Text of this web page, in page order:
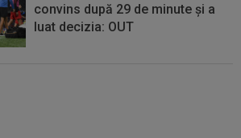
convins după 29 de minute și a
luat decizia: OUT